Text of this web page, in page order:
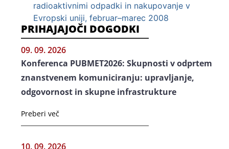
radioaktivnimi odpadki in nakupovanje v
Evropski uniji, februar–marec 2008
PRIHAJAJOČI DOGODKI
09. 09. 2026
Konferenca PUBMET2026: Skupnosti v odprtem
znanstvenem komuniciranju: upravljanje,
odgovornost in skupne infrastrukture
Preberi več
10. 09. 2026